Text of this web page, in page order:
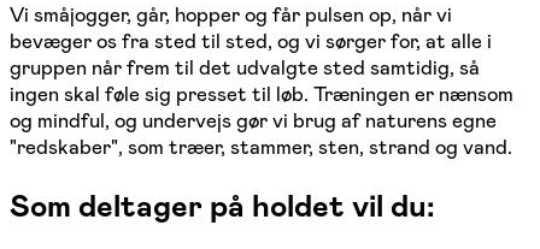
Vi småjogger, går, hopper og får pulsen op, når vi
bevæger os fra sted til sted, og vi sørger for, at alle i
gruppen når frem til det udvalgte sted samtidig, så
ingen skal føle sig presset til løb. Træningen er nænsom
og mindful, og undervejs gør vi brug af naturens egne
"redskaber", som træer, stammer, sten, strand og vand.
Som deltager på holdet vil du: